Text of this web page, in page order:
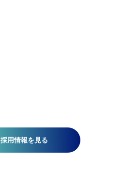
採用情報を見る